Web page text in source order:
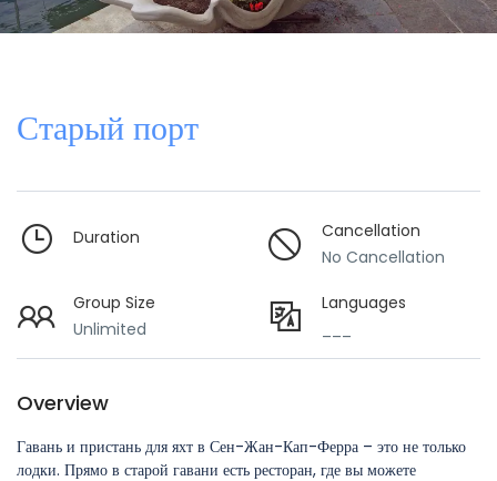
Старый порт
Duration
Cancellation
No Cancellation
Group Size
Unlimited
Languages
Overview
Гавань и пристань для яхт в Сен-Жан-Кап-Ферра – это не только
лодки. Прямо в старой гавани есть ресторан, где вы можете